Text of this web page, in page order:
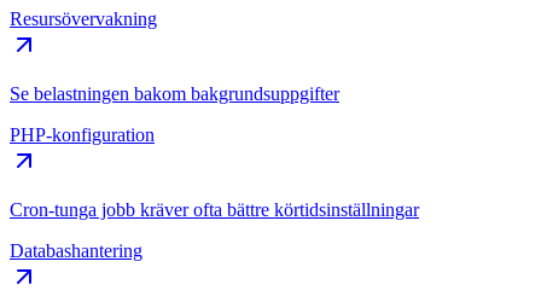
Resursövervakning
Se belastningen bakom bakgrundsuppgifter
PHP-konfiguration
Cron-tunga jobb kräver ofta bättre körtidsinställningar
Databashantering